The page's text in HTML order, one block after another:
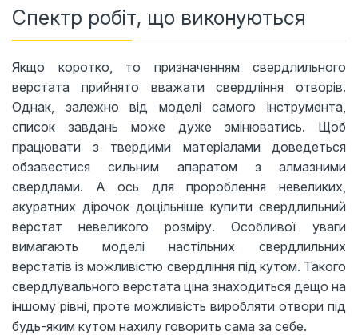
Спектр робіт, що виконуються
Якщо коротко, то призначенням свердлильного
верстата прийнято вважати свердління отворів.
Однак, залежно від моделі самого інструмента,
список завдань може дуже змінюватись. Щоб
працювати з твердими матеріалами доведеться
обзавестися сильним апаратом з алмазними
свердлами. А ось для пророблення невеликих,
акуратних дірочок доцільніше купити свердлильний
верстат невеликого розміру. Особливої ​​уваги
вимагають моделі настільних свердлильних
верстатів із можливістю свердління під кутом. Такого
свердлувального верстата ціна знаходиться дещо на
іншому рівні, проте можливість виробляти отвори під
будь-яким кутом нахилу говорить сама за себе.